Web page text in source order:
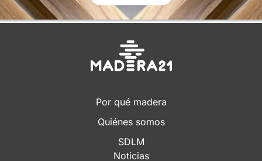
Por qué madera
Quiénes somos
SDLM
Noticias